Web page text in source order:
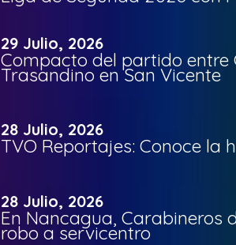
29 Julio, 2026
Compacto del partido entre
Trasandino en San Vicente
28 Julio, 2026
TVO Reportajes: Conoce la
28 Julio, 2026
En Nancagua, Carabineros
robo a servicentro